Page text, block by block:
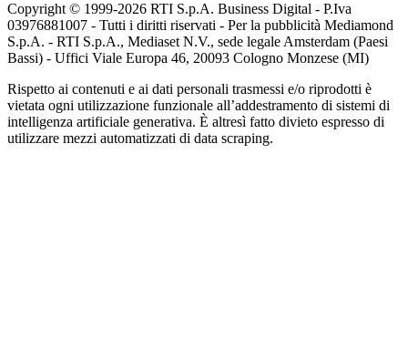
Copyright © 1999-2026 RTI S.p.A. Business Digital - P.Iva
03976881007 - Tutti i diritti riservati - Per la pubblicità Mediamond
S.p.A. - RTI S.p.A., Mediaset N.V., sede legale Amsterdam (Paesi
Bassi) - Uffici Viale Europa 46, 20093 Cologno Monzese (MI)
Rispetto ai contenuti e ai dati personali trasmessi e/o riprodotti è
vietata ogni utilizzazione funzionale all’addestramento di sistemi di
intelligenza artificiale generativa. È altresì fatto divieto espresso di
utilizzare mezzi automatizzati di data scraping.